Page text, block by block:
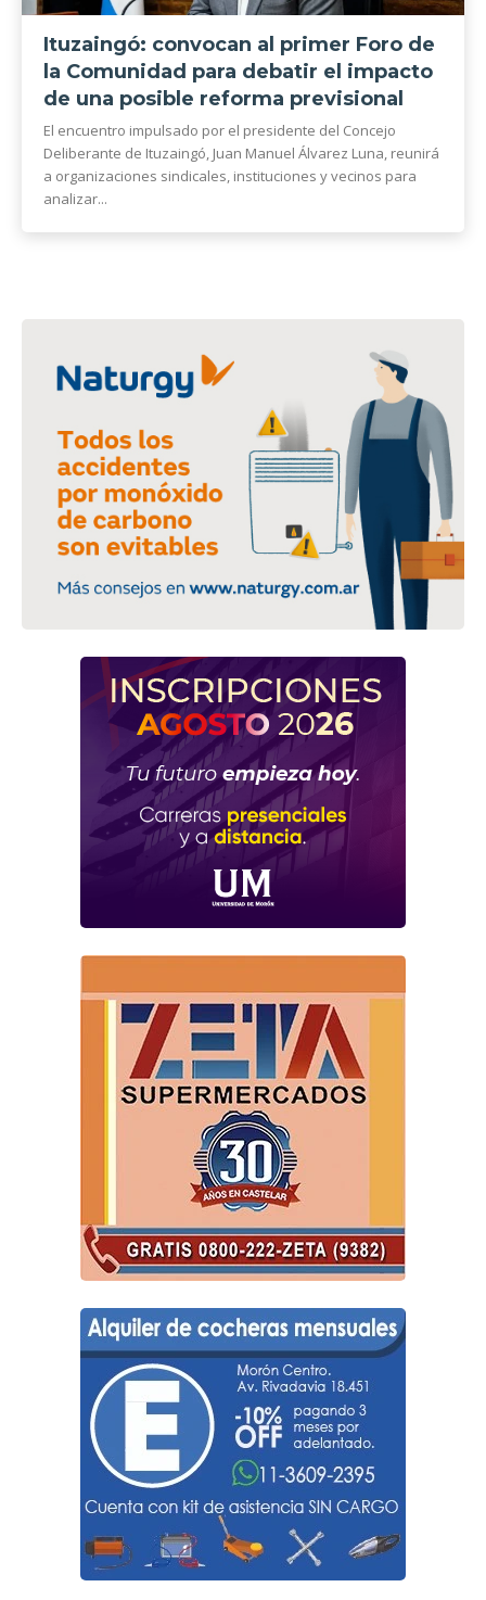
Ituzaingó: convocan al primer Foro de
la Comunidad para debatir el impacto
de una posible reforma previsional
El encuentro impulsado por el presidente del Concejo
Deliberante de Ituzaingó, Juan Manuel Álvarez Luna, reunirá
a organizaciones sindicales, instituciones y vecinos para
analizar...